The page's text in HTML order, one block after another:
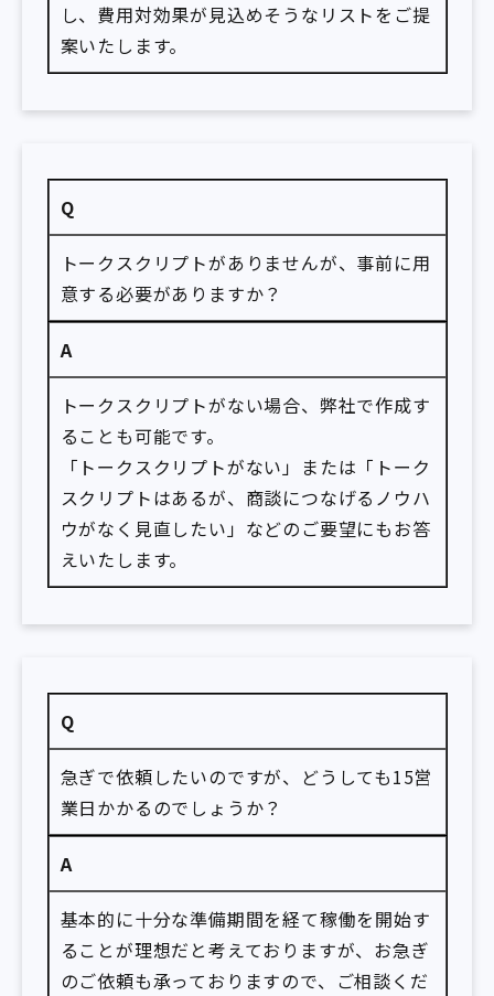
し、費用対効果が見込めそうなリストをご提
案いたします。
Q
トークスクリプトがありませんが、事前に用
意する必要がありますか？
A
トークスクリプトがない場合、弊社で作成す
ることも可能です。
「トークスクリプトがない」または「トーク
スクリプトはあるが、商談につなげるノウハ
ウがなく見直したい」などのご要望にもお答
えいたします。
Q
急ぎで依頼したいのですが、どうしても15営
業日かかるのでしょうか？
A
基本的に十分な準備期間を経て稼働を開始す
ることが理想だと考えておりますが、お急ぎ
のご依頼も承っておりますので、ご相談くだ